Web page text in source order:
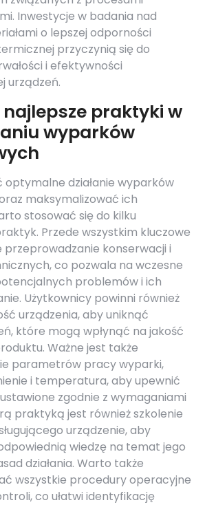
Inwestycje w badania nad
o lepszej odporności
przyczynią się do
i efektywności
urządzeń.
praktyki w
wyparków
optymalne działanie wyparków
maksymalizować ich
stosować się do kilku
Przede wszystkim kluczowe
przeprowadzanie konserwacji i
co pozwala na wczesne
problemów i ich
Użytkownicy powinni również
urządzenia, aby uniknąć
które mogą wpłynąć na jakość
Ważne jest także
parametrów pracy wyparki,
i temperatura, aby upewnić
zgodnie z wymaganiami
praktyką jest również szkolenie
urządzenie, aby
wiedzę na temat jego
działania. Warto także
wszystkie procedury operacyjne
co ułatwi identyfikację